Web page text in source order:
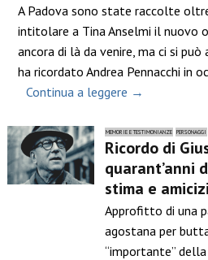
A Padova sono state raccolte
intitolare a Tina Anselmi il nuovo
ancora di là da venire, ma ci si
ha ricordato Andrea Pennacchi in
Continua a leggere →
MEMORIE E TESTIMONIANZE PERSONAGGI
Ricordo di
quarant’anni
stima e
Approfitto di una
agostana per
“importante”